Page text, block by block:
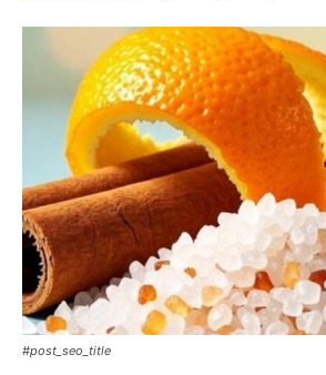
#post_seo_title